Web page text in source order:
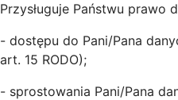
Przysługuje Państwu prawo
- dostępu do Pani/Pana
art. 15 RODO);
- sprostowania Pani/Pana